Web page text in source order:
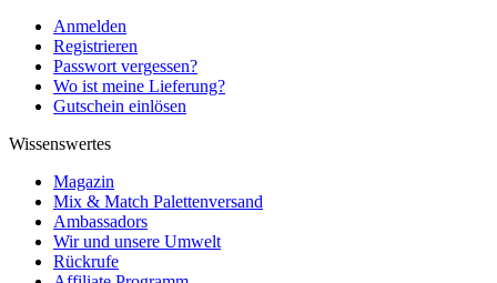
Anmelden
Registrieren
Passwort vergessen?
Wo ist meine Lieferung?
Gutschein einlösen
Wissenswertes
Magazin
Mix & Match Palettenversand
Ambassadors
Wir und unsere Umwelt
Rückrufe